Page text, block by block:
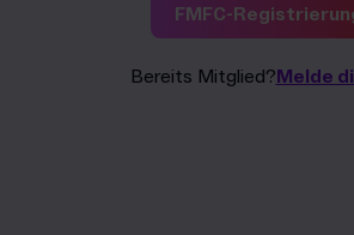
FMFC-
Bereits Mitglied?Melde